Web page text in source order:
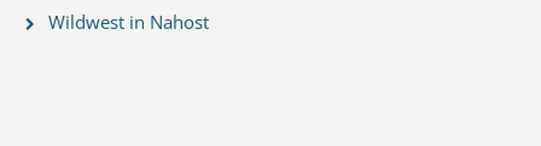
Wildwest in Nahost